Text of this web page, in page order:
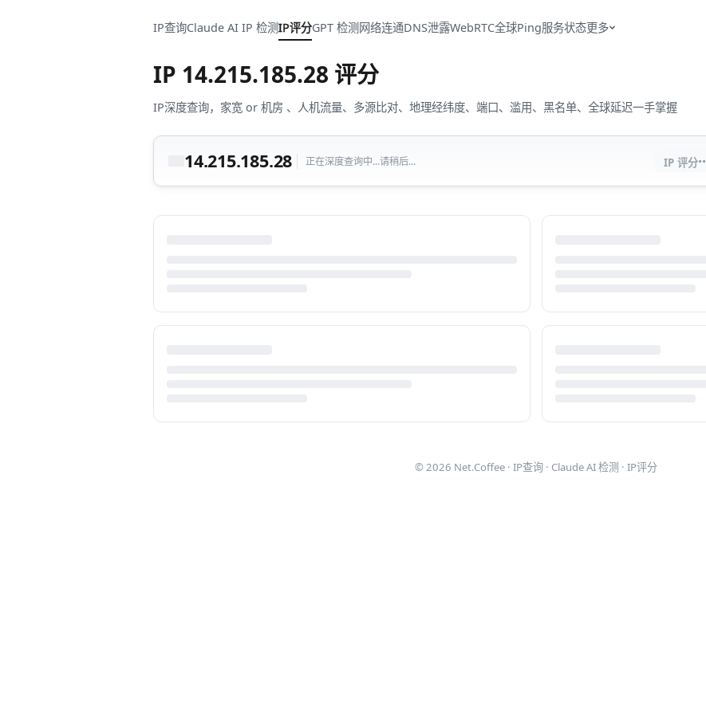
IP查询Claude AI IP 检测IP评分GPT 检测网络连通DNS泄露WebRTC全球Ping服务状态更多
IP 14.215.185.28 评分
IP深度查询，家宽 or 机房 、人机流量、多源比对、地理经纬度、端口、滥用、黑名单、全球延迟一手掌握
14.215.185.28 正在深度查询中...请稍后... IP 评分··
© 2026 Net.Coffee · IP查询 · Claude AI 检测 · IP评分